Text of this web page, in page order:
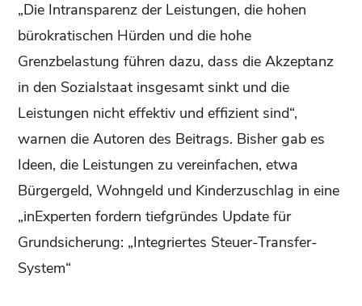
„Die Intransparenz der Leistungen, die hohen
bürokratischen Hürden und die hohe
Grenzbelastung führen dazu, dass die Akzeptanz
in den Sozialstaat insgesamt sinkt und die
Leistungen nicht effektiv und effizient sind“,
warnen die Autoren des Beitrags. Bisher gab es
Ideen, die Leistungen zu vereinfachen, etwa
Bürgergeld, Wohngeld und Kinderzuschlag in eine
„inExperten fordern tiefgründes Update für
Grundsicherung: „Integriertes Steuer-Transfer-
System“